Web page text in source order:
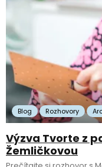
Blog Rozhovory
Výzva Tvorte z
Žemličkovou